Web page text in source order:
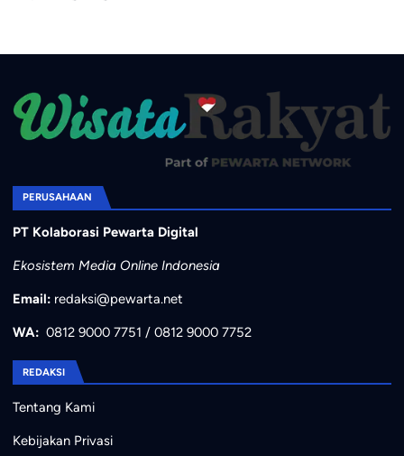
PERUSAHAAN
PT Kolaborasi Pewarta Digital
Ekosistem Media Online Indonesia
Email: redaksi@pewarta.net
WA: 0812 9000 7751 / 0812 9000 7752
REDAKSI
Tentang Kami
Kebijakan Privasi